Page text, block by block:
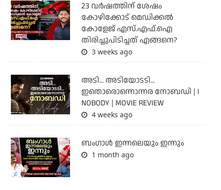
23 വർഷത്തിന് ശേഷം
കോഴിക്കോട് മെഡിക്കൽ
കോളേജ് എസ്.എഫ്.ഐ
തിരിച്ചുപിടിച്ചത് എങ്ങനെ?
3 weeks ago
അടി... അടിയോടടി...
ഇതൊരൊന്നൊന്നര നോബഡി | I
NOBODY | MOVIE REVIEW
4 weeks ago
ബംഗാള്‍ ഇന്നലെയും ഇന്നും
1 month ago